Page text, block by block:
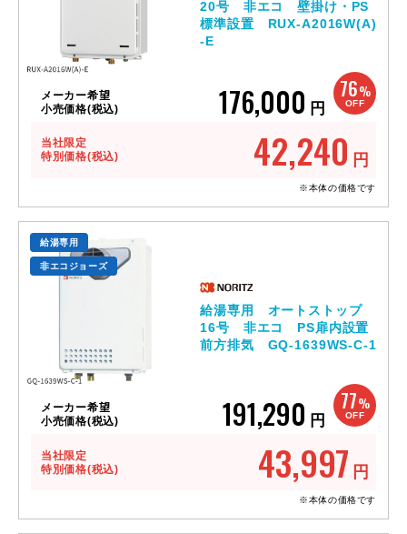
20号 非エコ 壁掛け・PS
標準設置 RUX-A2016W(A)
-E
76%
OFF
メーカー希望
小売価格(税込)
176,000 円
当社限定
特別価格(税込)
42,240 円
※本体の価格です
給湯専用
非エコジョーズ
給湯専用 オートストップ
16号 非エコ PS扉内設置
前方排気 GQ-1639WS-C-1
77%
OFF
メーカー希望
小売価格(税込)
191,290 円
当社限定
特別価格(税込)
43,997 円
※本体の価格です